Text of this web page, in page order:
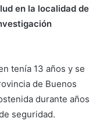
en la localidad de
tenía 13 años y se
de Buenos
durante años
seguridad.